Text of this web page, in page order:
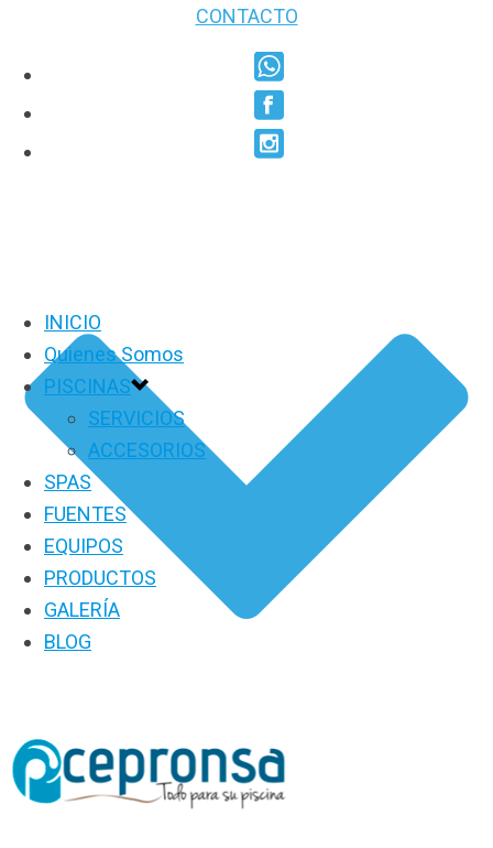
CONTACTO
INICIO
Quienes Somos
PISCINAS
SERVICIOS
ACCESORIOS
SPAS
FUENTES
EQUIPOS
PRODUCTOS
GALERÍA
BLOG
PRODUCTOS